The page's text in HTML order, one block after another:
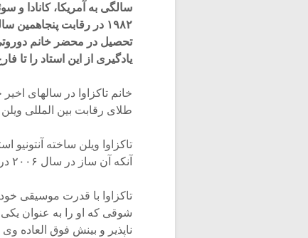
سالگی به آمریکا، کانادا
یادگیری از این استاد را تا فارغ
خانم تاکزاوا در سالهای
طلای رقابت بین المللی ویلن در شهر
آنکه آن ساز در سال ۲۰۰۶ در مزایده ای به مبلغ ۳۵۴۴۰۰۰ دلار به فروش رساند!
تاکزاوا با قدرت موسیقی
شوقی که او را به عنوان یکی
ناپذیر و بینش فوق العاده